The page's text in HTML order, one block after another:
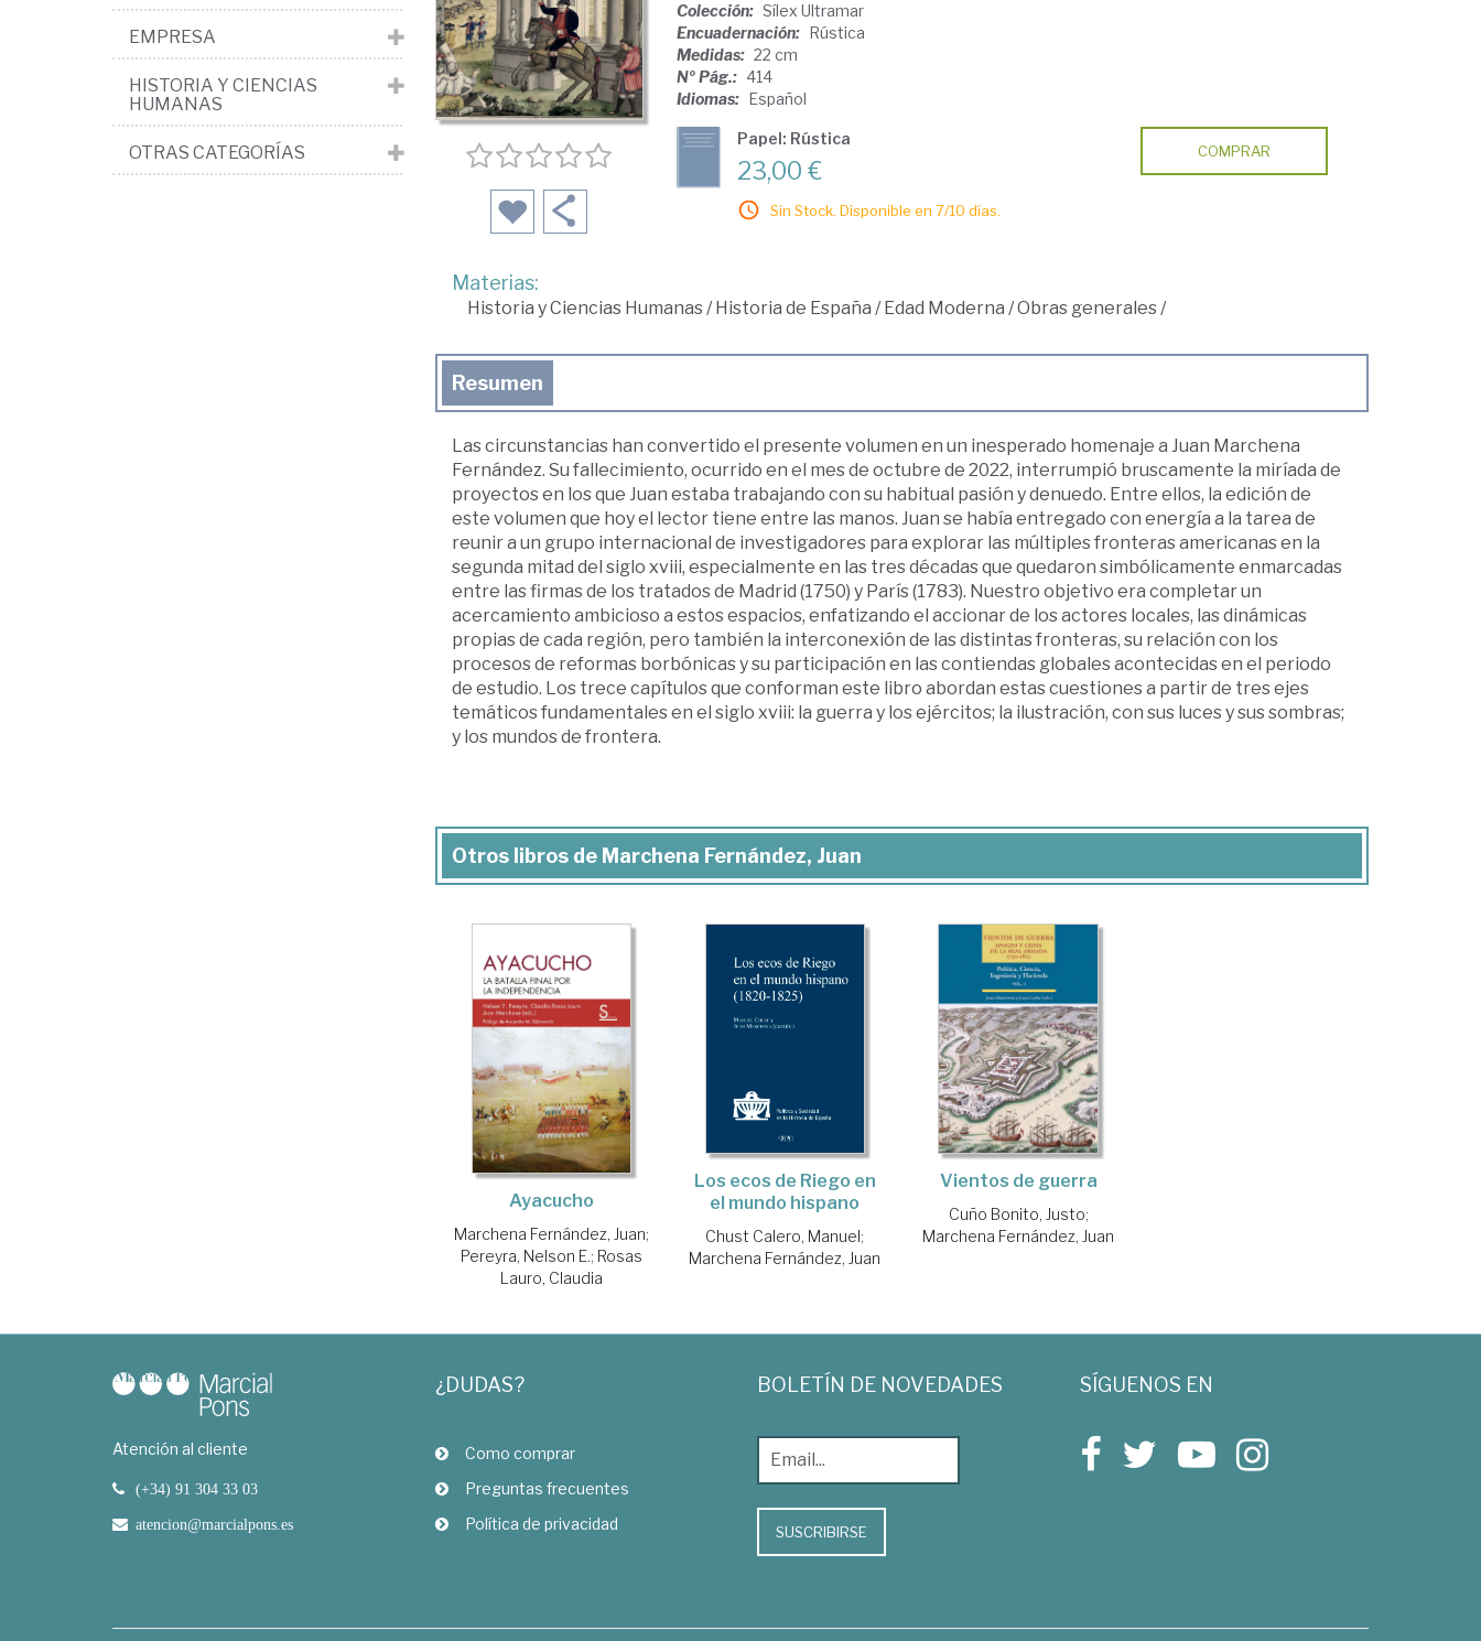
Colección: Sílex Ultramar
Encuadernación: Rústica
Medidas: 22 cm
Nº Pág.: 414
Idiomas: Español
Papel: Rústica
23,00 €
Sin Stock. Disponible en 7/10 días.
COMPRAR
Materias:
Historia y Ciencias Humanas/Historia de España /Edad Moderna /Obras generales/
Resumen
Las circunstancias han convertido el presente volumen en un inesperado homenaje a Juan Marchena
Fernández. Su fallecimiento, ocurrido en el mes de octubre de 2022, interrumpió bruscamente la miríada de
proyectos en los que Juan estaba trabajando con su habitual pasión y denuedo. Entre ellos, la edición de
este volumen que hoy el lector tiene entre las manos. Juan se había entregado con energía a la tarea de
reunir a un grupo internacional de investigadores para explorar las múltiples fronteras americanas en la
segunda mitad del siglo xviii, especialmente en las tres décadas que quedaron simbólicamente enmarcadas
entre las firmas de los tratados de Madrid (1750) y París (1783). Nuestro objetivo era completar un
acercamiento ambicioso a estos espacios, enfatizando el accionar de los actores locales, las dinámicas
propias de cada región, pero también la interconexión de las distintas fronteras, su relación con los
procesos de reformas borbónicas y su participación en las contiendas globales acontecidas en el periodo
de estudio. Los trece capítulos que conforman este libro abordan estas cuestiones a partir de tres ejes
temáticos fundamentales en el siglo xviii: la guerra y los ejércitos; la ilustración, con sus luces y sus sombras;
y los mundos de frontera.
Otros libros de Marchena Fernández, Juan
Ayacucho
Marchena Fernández, Juan;
Pereyra, Nelson E.; Rosas
Lauro, Claudia
Los ecos de Riego en
el mundo hispano
Chust Calero, Manuel;
Marchena Fernández, Juan
Vientos de guerra
Cuño Bonito, Justo;
Marchena Fernández, Juan
EMPRESA
HISTORIA Y CIENCIAS
HUMANAS
OTRAS CATEGORÍAS
Atención al cliente
(+34) 91 304 33 03
atencion@marcialpons.es
¿DUDAS?
Como comprar
Preguntas frecuentes
Política de privacidad
BOLETÍN DE NOVEDADES
SUSCRIBIRSE
SÍGUENOS EN